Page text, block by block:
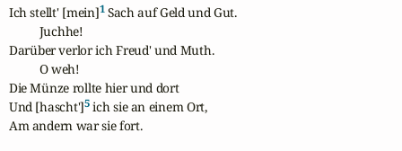
Ich stellt' [mein]1 Sach auf Geld und Gut.
          Juchhe!
Darüber verlor ich Freud' und Muth.
          O weh!
Die Münze rollte hier und dort
Und [hascht']5 ich sie an einem Ort,
Am andern war sie fort.